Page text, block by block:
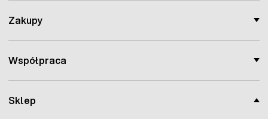
Sklep
Zakupy
Współpraca